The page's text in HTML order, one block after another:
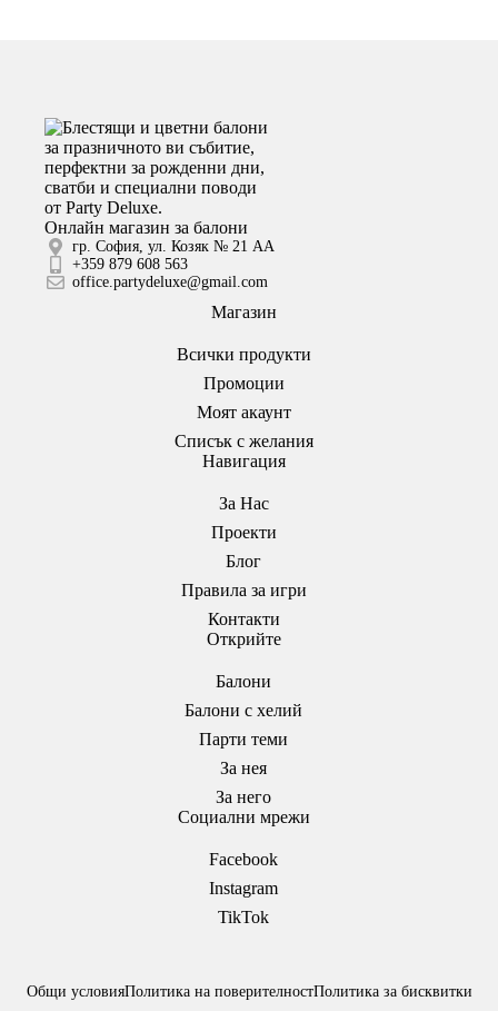
Онлайн магазин за балони
гр. София, ул. Козяк № 21 АА
+359 879 608 563
office.partydeluxe@gmail.com
Магазин
Всички продукти
Промоции
Моят акаунт
Списък с желания
Навигация
За Нас
Проекти
Блог
Правила за игри
Контакти
Открийте
Балони
Балони c хелий
Парти теми
За нея
За него
Социални мрежи
Facebook
Instagram
TikTok
Общи условияПолитика на поверителностПолитика за бисквитки